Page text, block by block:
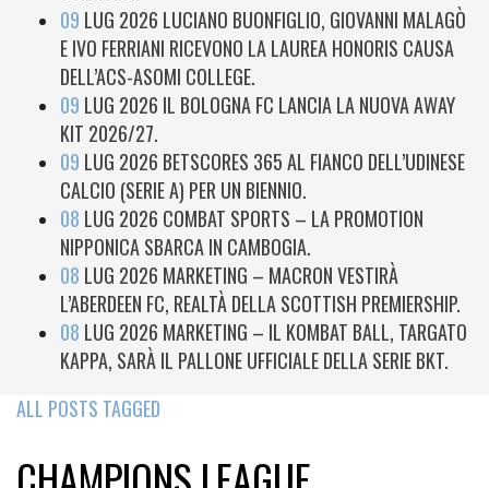
09 LUG 2026 LUCIANO BUONFIGLIO, GIOVANNI MALAGÒ
E IVO FERRIANI RICEVONO LA LAUREA HONORIS CAUSA
DELL’ACS-ASOMI COLLEGE.
09 LUG 2026 IL BOLOGNA FC LANCIA LA NUOVA AWAY
KIT 2026/27.
09 LUG 2026 BETSCORES 365 AL FIANCO DELL’UDINESE
CALCIO (SERIE A) PER UN BIENNIO.
08 LUG 2026 COMBAT SPORTS – LA PROMOTION
NIPPONICA SBARCA IN CAMBOGIA.
08 LUG 2026 MARKETING – MACRON VESTIRÀ
L’ABERDEEN FC, REALTÀ DELLA SCOTTISH PREMIERSHIP.
08 LUG 2026 MARKETING – IL KOMBAT BALL, TARGATO
KAPPA, SARÀ IL PALLONE UFFICIALE DELLA SERIE BKT.
ALL POSTS TAGGED